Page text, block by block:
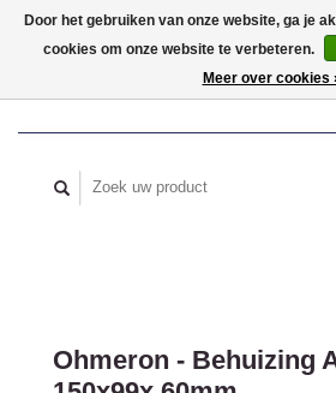
Ohmeron - Behuizing
Door het gebruiken van onze website, ga je
cookies om onze website te verbeteren.
Meer over cookies